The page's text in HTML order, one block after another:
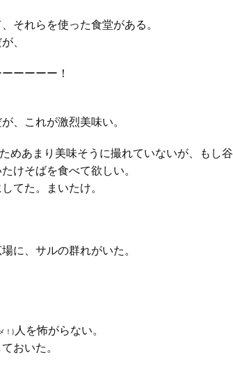
それらを使った食堂がある。
、
ーーーー！
、これが激烈美味い。
めあまり美味そうに撮れていないが、もし谷
けそばを食べて欲しい。
てた。まいたけ。
に、サルの群れがいた。
！) 人を怖がらない。
おいた。